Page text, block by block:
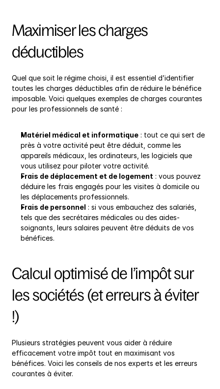
Maximiser les charges
déductibles
Quel que soit le régime choisi, il est essentiel d’identifier
toutes les charges déductibles afin de réduire le bénéfice
imposable. Voici quelques exemples de charges courantes
pour les professionnels de santé :
Matériel médical et informatique : tout ce qui sert de
près à votre activité peut être déduit, comme les
appareils médicaux, les ordinateurs, les logiciels que
vous utilisez pour piloter votre activité.
Frais de déplacement et de logement : vous pouvez
déduire les frais engagés pour les visites à domicile ou
les déplacements professionnels.
Frais de personnel : si vous embauchez des salariés,
tels que des secrétaires médicales ou des aides-
soignants, leurs salaires peuvent être déduits de vos
bénéfices.
Calcul optimisé de l’impôt sur
les sociétés (et erreurs à éviter
!)
Plusieurs stratégies peuvent vous aider à réduire
efficacement votre impôt tout en maximisant vos
bénéfices. Voici les conseils de nos experts et les erreurs
courantes à éviter.